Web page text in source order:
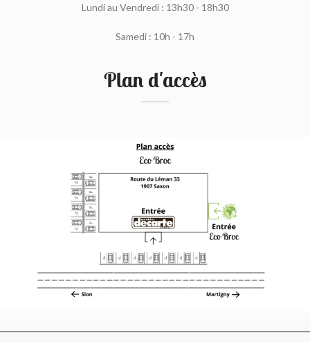
Lundi au Vendredi : 13h30 - 18h30
Samedi : 10h - 17h
Plan d'accès